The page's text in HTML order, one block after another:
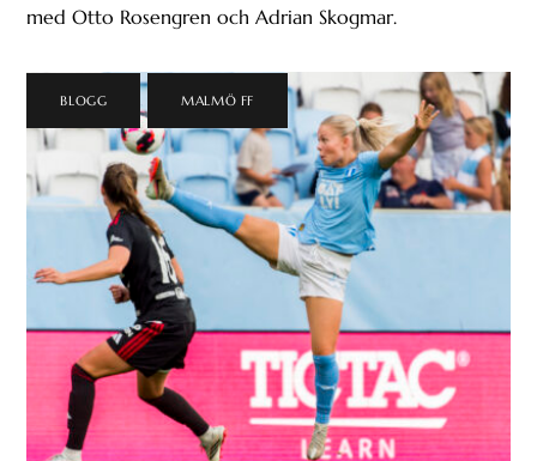
med Otto Rosengren och Adrian Skogmar.
BLOGG MALMÖ FF